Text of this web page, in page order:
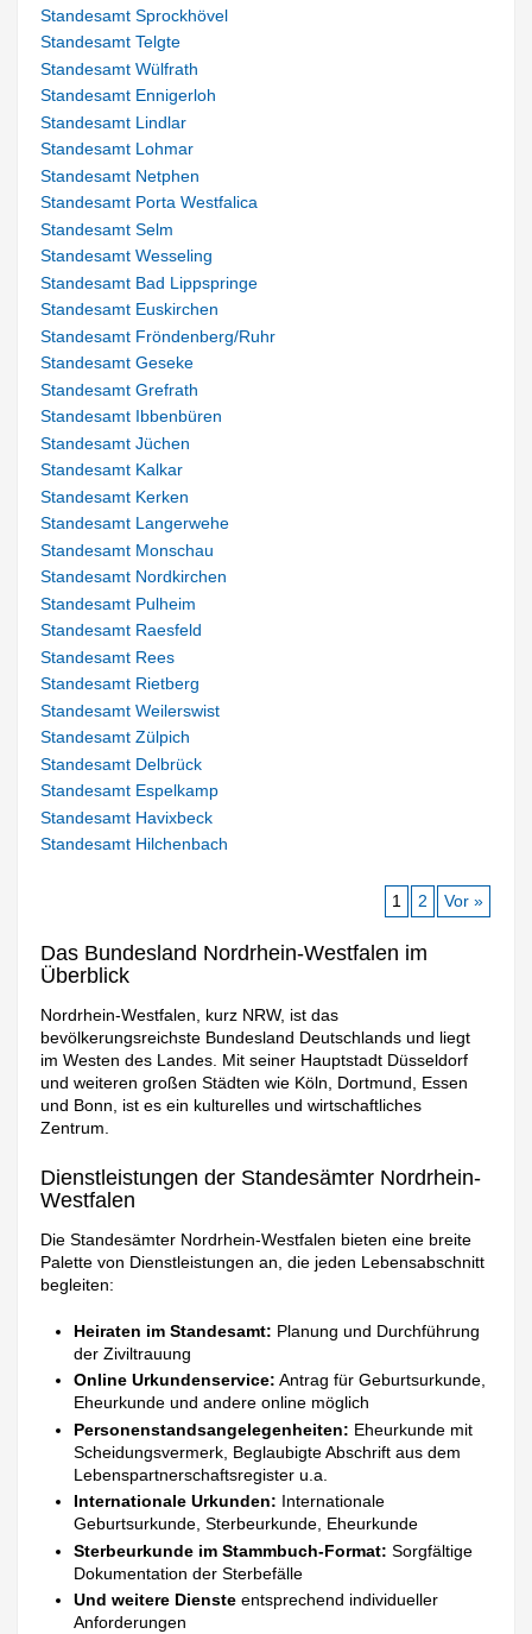
Standesamt Sprockhövel
Standesamt Telgte
Standesamt Wülfrath
Standesamt Ennigerloh
Standesamt Lindlar
Standesamt Lohmar
Standesamt Netphen
Standesamt Porta Westfalica
Standesamt Selm
Standesamt Wesseling
Standesamt Bad Lippspringe
Standesamt Euskirchen
Standesamt Fröndenberg/Ruhr
Standesamt Geseke
Standesamt Grefrath
Standesamt Ibbenbüren
Standesamt Jüchen
Standesamt Kalkar
Standesamt Kerken
Standesamt Langerwehe
Standesamt Monschau
Standesamt Nordkirchen
Standesamt Pulheim
Standesamt Raesfeld
Standesamt Rees
Standesamt Rietberg
Standesamt Weilerswist
Standesamt Zülpich
Standesamt Delbrück
Standesamt Espelkamp
Standesamt Havixbeck
Standesamt Hilchenbach
1 2 Vor »
Das Bundesland Nordrhein-Westfalen im
Überblick
Nordrhein-Westfalen, kurz NRW, ist das
bevölkerungsreichste Bundesland Deutschlands und liegt
im Westen des Landes. Mit seiner Hauptstadt Düsseldorf
und weiteren großen Städten wie Köln, Dortmund, Essen
und Bonn, ist es ein kulturelles und wirtschaftliches
Zentrum.
Dienstleistungen der Standesämter Nordrhein-
Westfalen
Die Standesämter Nordrhein-Westfalen bieten eine breite
Palette von Dienstleistungen an, die jeden Lebensabschnitt
begleiten:
Heiraten im Standesamt: Planung und Durchführung
der Ziviltrauung
Online Urkundenservice: Antrag für Geburtsurkunde,
Eheurkunde und andere online möglich
Personenstandsangelegenheiten: Eheurkunde mit
Scheidungsvermerk, Beglaubigte Abschrift aus dem
Lebenspartnerschaftsregister u.a.
Internationale Urkunden: Internationale
Geburtsurkunde, Sterbeurkunde, Eheurkunde
Sterbeurkunde im Stammbuch-Format: Sorgfältige
Dokumentation der Sterbefälle
Und weitere Dienste entsprechend individueller
Anforderungen